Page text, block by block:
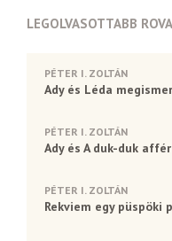
LEGOLVASOTTABB
PÉTER I. ZOLTÁN
Ady és Léda
PÉTER I. ZOLTÁN
Ady és A duk-duk affér
PÉTER I. ZOLTÁN
Rekviem egy püspöki